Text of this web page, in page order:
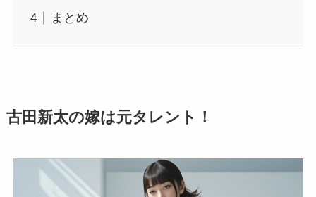
まとめ
古田新太の嫁は元タレント！